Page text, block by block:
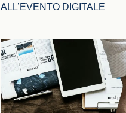
ALL’EVENTO DIGITALE